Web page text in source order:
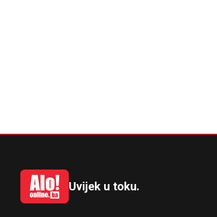
Uvijek u toku.